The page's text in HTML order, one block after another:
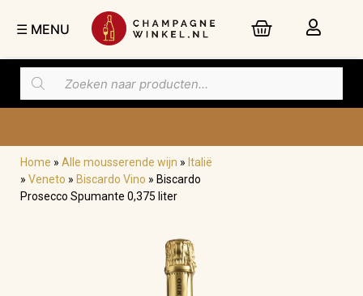
☰ MENU
Home » Alle mousserende wijn » Italië
» Veneto » Biscardo Vino » Biscardo
Prosecco Spumante 0,375 liter